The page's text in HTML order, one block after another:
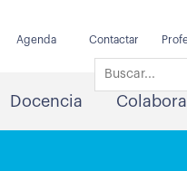
Agenda Contactar
Docencia Colabora